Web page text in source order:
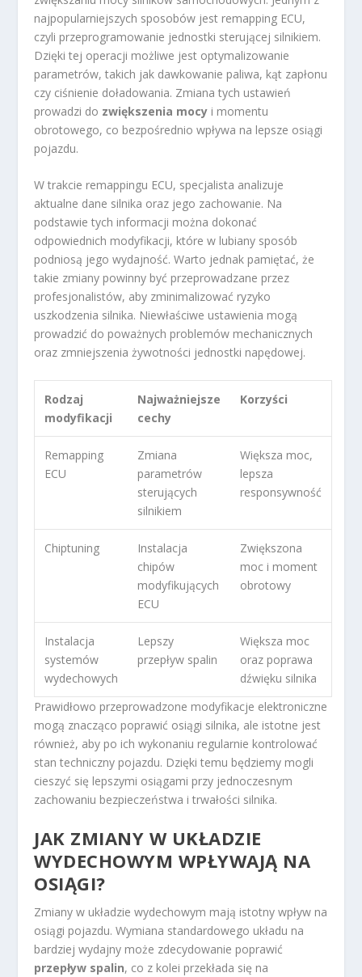
najpopularniejszych sposobów jest remapping ECU,
czyli przeprogramowanie jednostki sterującej silnikiem.
Dzięki tej operacji możliwe jest optymalizowanie
parametrów, takich jak dawkowanie paliwa, kąt zapłonu
czy ciśnienie doładowania. Zmiana tych ustawień
prowadzi do zwiększenia mocy i momentu
obrotowego, co bezpośrednio wpływa na lepsze osiągi
pojazdu.
W trakcie remappingu ECU, specjalista analizuje
aktualne dane silnika oraz jego zachowanie. Na
podstawie tych informacji można dokonać
odpowiednich modyfikacji, które w lubiany sposób
podniosą jego wydajność. Warto jednak pamiętać, że
takie zmiany powinny być przeprowadzane przez
profesjonalistów, aby zminimalizować ryzyko
uszkodzenia silnika. Niewłaściwe ustawienia mogą
prowadzić do poważnych problemów mechanicznych
oraz zmniejszenia żywotności jednostki napędowej.
Rodzaj
modyfikacji
Najważniejsze
cechy
Korzyści
Remapping
ECU
Zmiana
parametrów
sterujących
silnikiem
Większa moc,
lepsza
responsywność
Chiptuning
Instalacja
chipów
modyfikujących
ECU
Zwiększona
moc i moment
obrotowy
Instalacja
systemów
wydechowych
Lepszy
przepływ spalin
Większa moc
oraz poprawa
dźwięku silnika
Prawidłowo przeprowadzone modyfikacje elektroniczne
mogą znacząco poprawić osiągi silnika, ale istotne jest
również, aby po ich wykonaniu regularnie kontrolować
stan techniczny pojazdu. Dzięki temu będziemy mogli
cieszyć się lepszymi osiągami przy jednoczesnym
zachowaniu bezpieczeństwa i trwałości silnika.
JAK ZMIANY W UKŁADZIE
WYDECHOWYM WPŁYWAJĄ NA
OSIĄGI?
Zmiany w układzie wydechowym mają istotny wpływ na
osiągi pojazdu. Wymiana standardowego układu na
bardziej wydajny może zdecydowanie poprawić
przepływ spalin, co z kolei przekłada się na